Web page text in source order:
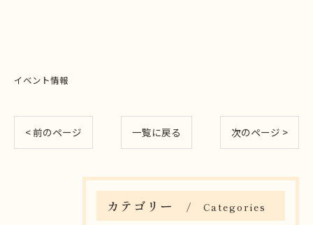
イベント情報
< 前のページ 一覧に戻る 次のページ >
カテゴリー Categories